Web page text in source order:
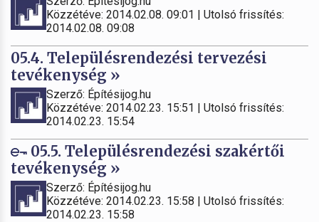
Közzétéve: 2014.02.08. 09:01 | Utolsó frissítés:
2014.02.08. 09:08
05.4. Településrendezési tervezési
tevékenység »
Szerző: Építésijog.hu
Közzétéve: 2014.02.23. 15:51 | Utolsó frissítés:
2014.02.23. 15:54
05.5. Településrendezési szakértői
tevékenység »
Szerző: Építésijog.hu
Közzétéve: 2014.02.23. 15:58 | Utolsó frissítés:
2014.02.23. 15:58